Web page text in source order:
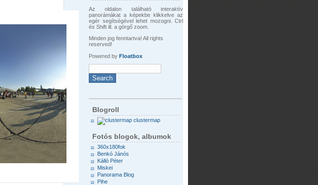
Az oldalon található interaktív
panorámákat a képekbe klikkelve az
egér segítségével lehet mozogni. Ctrl
és Shift ill. a görgő zoom.
Minden jog fenntartva! All rights
reserved!
Powered by Floatbox
Blogroll
clustermap
Fotós blogok, albumok
360x180fok
Benkó Jánós
Kálló Péter
Miskei
Panorama Blog
Pihe